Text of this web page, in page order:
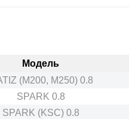
Модель
(M200, M250) 0.8
SPARK 0.8
SPARK (KSC) 0.8